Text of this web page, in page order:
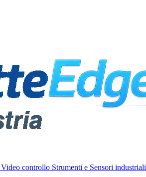
controllo Strumenti e Sensori industriali